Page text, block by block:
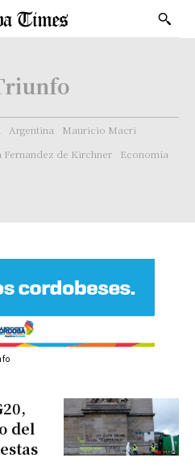
Argentina
Mauricio Macri
Fernandez de Kirchner
Economía
del